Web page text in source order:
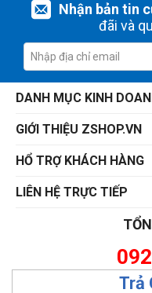
Nhận bản tin
đãi và
DANH MỤC KINH
GIỚI THIỆU ZSHOP.VN
HỔ TRỢ KHÁCH HÀNG
LIÊN HỆ TRỰC TIẾP
Trả